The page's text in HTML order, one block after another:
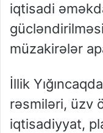
iqtisadi
müzakirələr
İllik
rəsmiləri, üzv
iqtisadiyyat,